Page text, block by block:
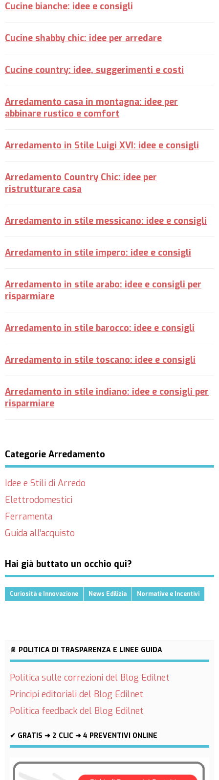
Cucine bianche: idee e consigli
Cucine shabby chic: idee per arredare
Cucine country: idee, suggerimenti e costi
Arredamento casa in montagna: idee per
abbinare rustico e comfort
Arredamento in Stile Luigi XVI: idee e consigli
Arredamento Country Chic: idee per
ristrutturare casa
Arredamento in stile messicano: idee e consigli
Arredamento in stile impero: idee e consigli
Arredamento in stile arabo: idee e consigli per
risparmiare
Arredamento in stile barocco: idee e consigli
Arredamento in stile toscano: idee e consigli
Arredamento in stile indiano: idee e consigli per
risparmiare
Categorie Arredamento
Idee e Stili di Arredo
Elettrodomestici
Ferramenta
Guida all’acquisto
Hai già buttato un occhio qui?
Curiosità e Innovazione News Edilizia Normative e Incentivi
📄 POLITICA DI TRASPARENZA E LINEE GUIDA
Politica sulle correzioni del Blog Edilnet
Principi editoriali del Blog Edilnet
Politica feedback del Blog Edilnet
✔ GRATIS ➜ 2 CLIC ➜ 4 PREVENTIVI ONLINE